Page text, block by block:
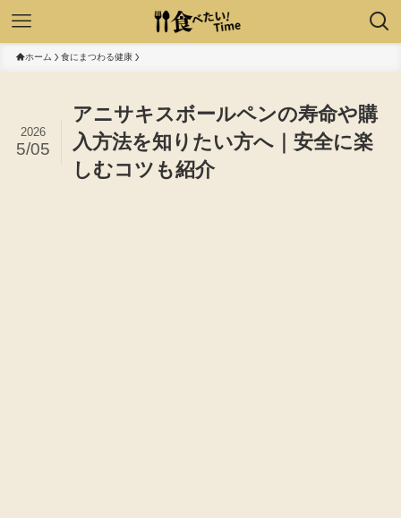
ホーム 食にまつわる健康
アニサキスボールペンの寿命や購
入方法を知りたい方へ｜安全に楽
しむコツも紹介
2026
5/05